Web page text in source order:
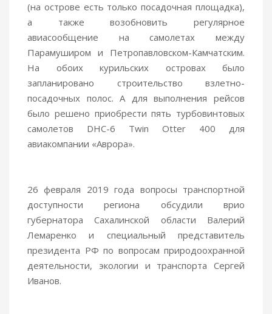
(на острове есть только посадочная площадка),
а также возобновить регулярное
авиасообщение на самолетах между
Парамуширом и Петропавловском-Камчатским.
На обоих курильских островах было
запланировано строительство взлетно-
посадочных полос. А для выполнения рейсов
было решено приобрести пять турбовинтовых
самолетов DHC-6 Twin Otter 400 для
авиакомпании «Аврора».
26 февраля 2019 года вопросы транспортной
доступности региона обсудили врио
губернатора Сахалинской области Валерий
Лемаренко и специальный представитель
президента РФ по вопросам природоохранной
деятельности, экологии и транспорта Сергей
Иванов.